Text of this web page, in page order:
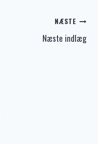
NÆSTE
Næste indlæg